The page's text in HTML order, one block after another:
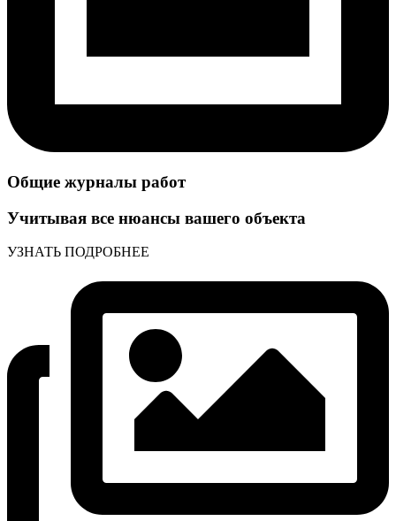
Общие журналы работ
Учитывая все нюансы вашего объекта
УЗНАТЬ ПОДРОБНЕЕ